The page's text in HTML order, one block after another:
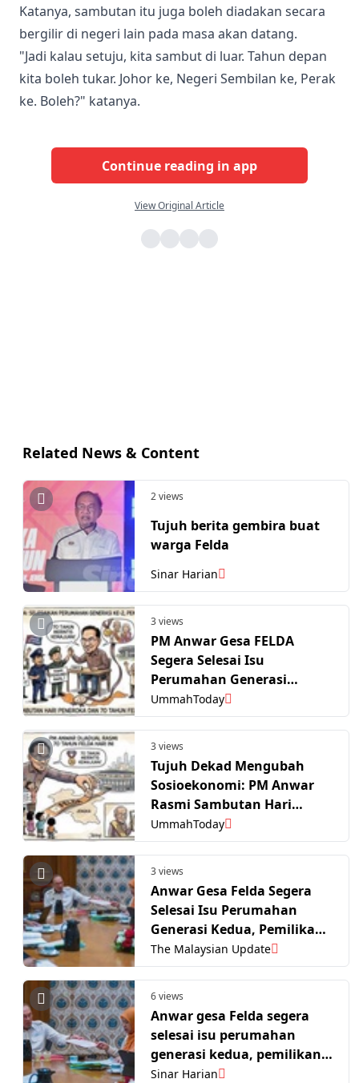
Katanya, sambutan itu juga boleh diadakan secara
bergilir di negeri lain pada masa akan datang.
"Jadi kalau setuju, kita sambut di luar. Tahun depan
kita boleh tukar. Johor ke, Negeri Sembilan ke, Perak
ke. Boleh?" katanya.
Continue reading in app
View Original Article
Related News & Content
2 views
Tujuh berita gembira buat
warga Felda
Sinar Harian
3 views
PM Anwar Gesa FELDA
Segera Selesai Isu
Perumahan Generasi
Kedua, Pemilikan Tanah
UmmahToday
3 views
Tujuh Dekad Mengubah
Sosioekonomi: PM Anwar
Rasmi Sambutan Hari
Peneroka Dan 70 Tahun
FELDA Hari Ini
UmmahToday
3 views
Anwar Gesa Felda Segera
Selesai Isu Perumahan
Generasi Kedua, Pemilikan
Tanah
The Malaysian Update
6 views
Anwar gesa Felda segera
selesai isu perumahan
generasi kedua, pemilikan
tanah
Sinar Harian